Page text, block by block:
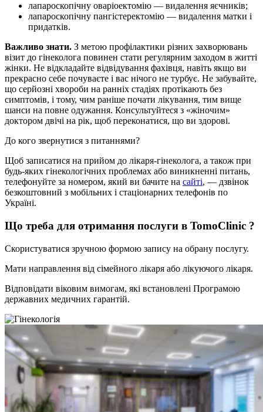
лапароскопічну оваріоектомію — видалення яєчників;
лапароскопічну пангістеректомію — видалення матки і
придатків.
Важливо знати. З метою профілактики різних захворювань
візит до гінеколога повинен стати регулярним заходом в житті
жінки. Не відкладайте відвідування фахівця, навіть якщо ви
прекрасно себе почуваєте і вас нічого не турбує. Не забувайте,
що серйозні хвороби на ранніх стадіях протікають без
симптомів, і тому, чим раніше почати лікування, тим вище
шанси на повне одужання. Консультуйтеся з «жіночим»
доктором двічі на рік, щоб переконатися, що ви здорові.
До кого звернутися з питаннями?
Щоб записатися на прийом до лікаря-гінеколога, а також при
будь-яких гінекологічних проблемах або виникненні питань,
телефонуйте за номером, який ви бачите на сайті, — дзвінок
безкоштовний з мобільних і стаціонарних телефонів по
Україні.
Що треба для отримання послуги в TomoClinic ?
Скористуватися зручною формою запису на обрану послугу.
Мати направлення від сімейного лікаря або лікуючого лікаря.
Відповідати віковим вимогам, які встановлені Програмою
державних медичних гарантій.